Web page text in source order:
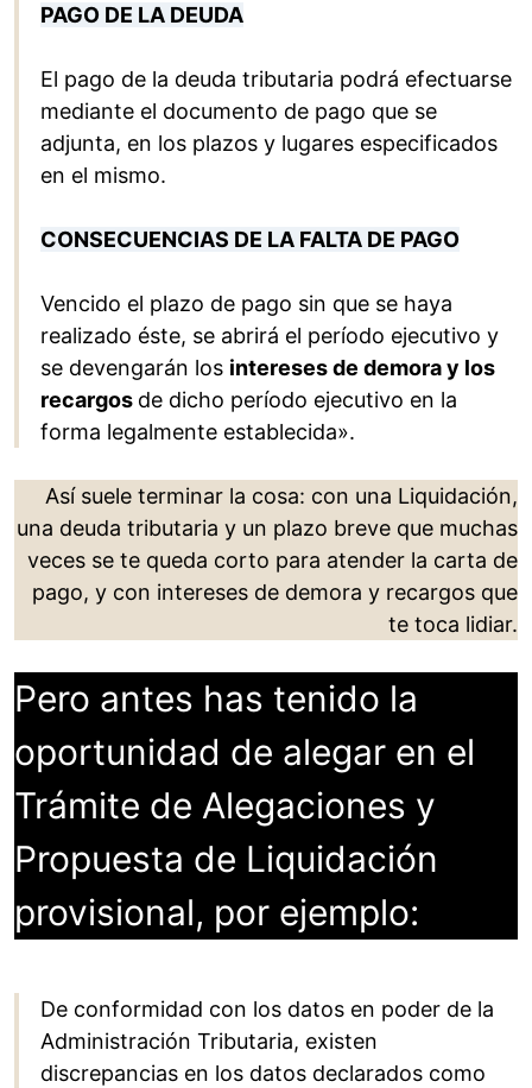
PAGO DE LA DEUDA
El pago de la deuda tributaria podrá efectuarse
mediante el documento de pago que se
adjunta, en los plazos y lugares especificados
en el mismo.
CONSECUENCIAS DE LA FALTA DE PAGO
Vencido el plazo de pago sin que se haya
realizado éste, se abrirá el período ejecutivo y
se devengarán los intereses de demora y los
recargos de dicho período ejecutivo en la
forma legalmente establecida».
Así suele terminar la cosa: con una Liquidación,
una deuda tributaria y un plazo breve que muchas
veces se te queda corto para atender la carta de
pago, y con intereses de demora y recargos que
te toca lidiar.
Pero antes has tenido la
oportunidad de alegar en el
Trámite de Alegaciones y
Propuesta de Liquidación
provisional, por ejemplo:
De conformidad con los datos en poder de la
Administración Tributaria, existen
discrepancias en los datos declarados como